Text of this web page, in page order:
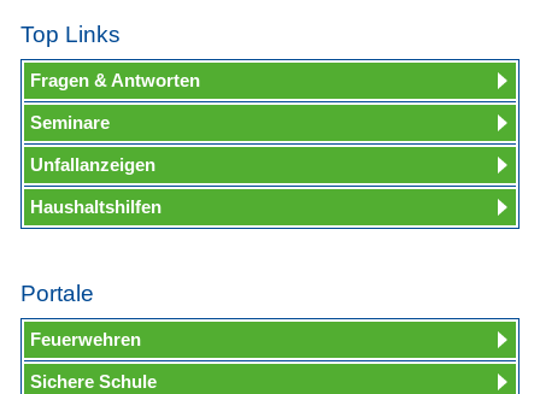
Top Links
Fragen & Antworten
Seminare
Unfallanzeigen
Haushaltshilfen
Portale
Feuerwehren
Sichere Schule